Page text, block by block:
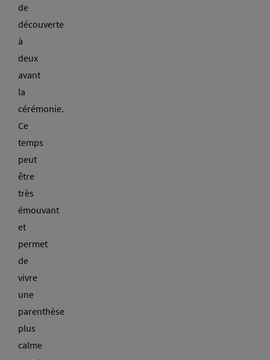
de
découverte
à
deux
avant
la
cérémonie.
Ce
temps
peut
être
très
émouvant
et
permet
de
vivre
une
parenthèse
plus
calme